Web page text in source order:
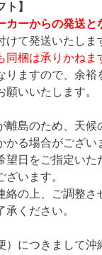
ト】
カーからの発送と
けて発送いたしま
同梱は承りかねま
りますので、余裕
いいたします。
離島のため、天候
かる場合がござい
望日をご指定いた
います。
絡の上、ご調整さ
承ください。
につきまして沖